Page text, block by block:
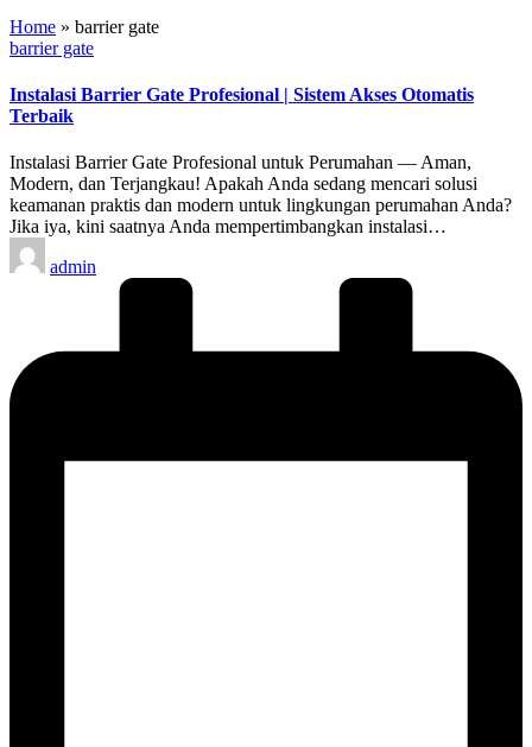
Home » barrier gate
Posted
barrier gate
Instalasi Barrier Gate Profesional | Sistem Akses Otomatis
Terbaik
Instalasi Barrier Gate Profesional untuk Perumahan — Aman,
Modern, dan Terjangkau! Apakah Anda sedang mencari solusi
keamanan praktis dan modern untuk lingkungan perumahan Anda?
Jika iya, kini saatnya Anda mempertimbangkan instalasi…
Posted
by
admin